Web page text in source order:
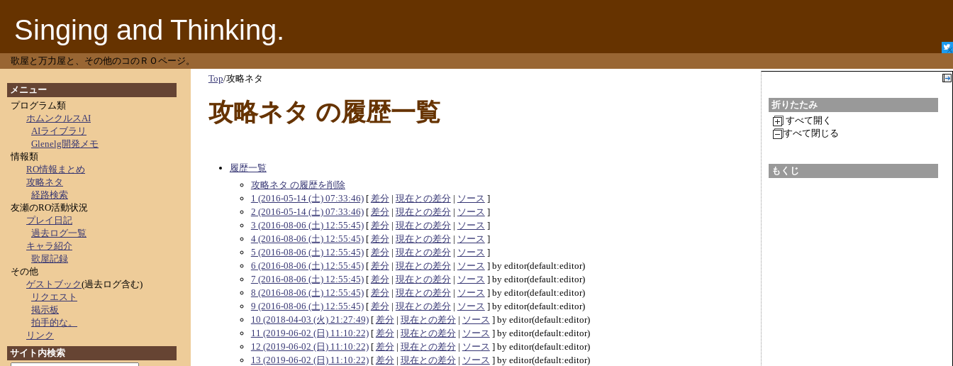
Singing and Thinking.
歌屋と万力屋と、その他のコのＲＯページ。
Top/攻略ネタ
攻略ネタ の履歴一覧
履歴一覧
攻略ネタ の履歴を削除
1 (2016-05-14 (土) 07:33:46)[ 差分 | 現在との差分 | ソース ]
2 (2016-05-14 (土) 07:33:46)[ 差分 | 現在との差分 | ソース ]
3 (2016-08-06 (土) 12:55:45)[ 差分 | 現在との差分 | ソース ]
4 (2016-08-06 (土) 12:55:45)[ 差分 | 現在との差分 | ソース ]
5 (2016-08-06 (土) 12:55:45)[ 差分 | 現在との差分 | ソース ]
6 (2016-08-06 (土) 12:55:45)[ 差分 | 現在との差分 | ソース ] by editor(default:editor)
7 (2016-08-06 (土) 12:55:45)[ 差分 | 現在との差分 | ソース ] by editor(default:editor)
8 (2016-08-06 (土) 12:55:45)[ 差分 | 現在との差分 | ソース ] by editor(default:editor)
9 (2016-08-06 (土) 12:55:45)[ 差分 | 現在との差分 | ソース ] by editor(default:editor)
10 (2018-04-03 (火) 21:27:49)[ 差分 | 現在との差分 | ソース ] by editor(default:editor)
11 (2019-06-02 (日) 11:10:22)[ 差分 | 現在との差分 | ソース ] by editor(default:editor)
12 (2019-06-02 (日) 11:10:22)[ 差分 | 現在との差分 | ソース ] by editor(default:editor)
13 (2019-06-02 (日) 11:10:22)[ 差分 | 現在との差分 | ソース ] by editor(default:editor)
折りたたみ
すべて開く
すべて閉じる
もくじ
メニュー
プログラム類
ホムンクルスAI
AIライブラリ
Glenelg開発メモ
情報類
RO情報まとめ
攻略ネタ
経路検索
友瀬のRO活動状況
プレイ日記
過去ログ一覧
キャラ紹介
歌屋記録
その他
ゲストブック(過去ログ含む)
リクエスト
掲示板
拍手的な。
リンク
サイト内検索